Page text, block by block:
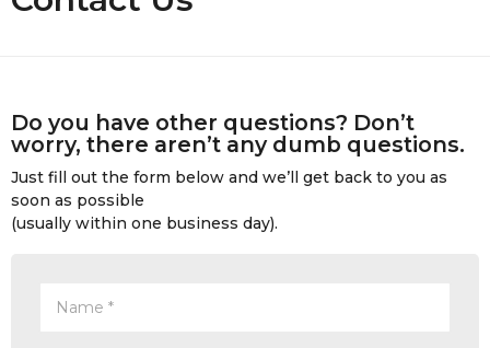
Do you have other questions? Don’t
worry, there aren’t any dumb questions.
Just fill out the form below and we’ll get back to you as
soon as possible
(usually within one business day).